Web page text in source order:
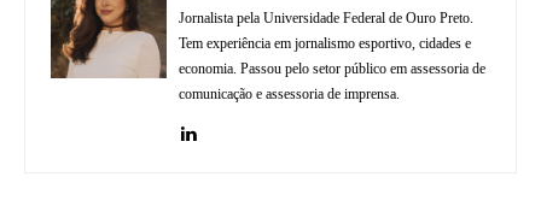
Jornalista pela Universidade Federal de Ouro Preto.
Tem experiência em jornalismo esportivo, cidades e
economia. Passou pelo setor público em assessoria de
comunicação e assessoria de imprensa.